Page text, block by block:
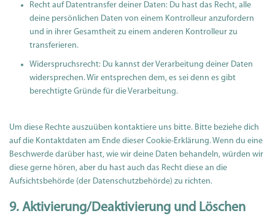
Recht auf Datentransfer deiner Daten: Du hast das Recht, alle
deine persönlichen Daten von einem Kontrolleur anzufordern
und in ihrer Gesamtheit zu einem anderen Kontrolleur zu
transferieren.
Widerspruchsrecht: Du kannst der Verarbeitung deiner Daten
widersprechen. Wir entsprechen dem, es sei denn es gibt
berechtigte Gründe für die Verarbeitung.
Um diese Rechte auszuüben kontaktiere uns bitte. Bitte beziehe dich
auf die Kontaktdaten am Ende dieser Cookie-Erklärung. Wenn du eine
Beschwerde darüber hast, wie wir deine Daten behandeln, würden wir
diese gerne hören, aber du hast auch das Recht diese an die
Aufsichtsbehörde (der Datenschutzbehörde) zu richten.
9. Aktivierung/Deaktivierung und Löschen